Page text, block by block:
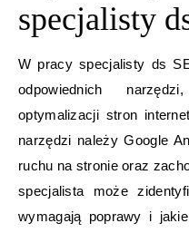
specjalisty
W pracy specjalisty ds
odpowiednich
optymalizacji stron
narzędzi należy Google
ruchu na stronie oraz
specjalista może
wymagają poprawy i